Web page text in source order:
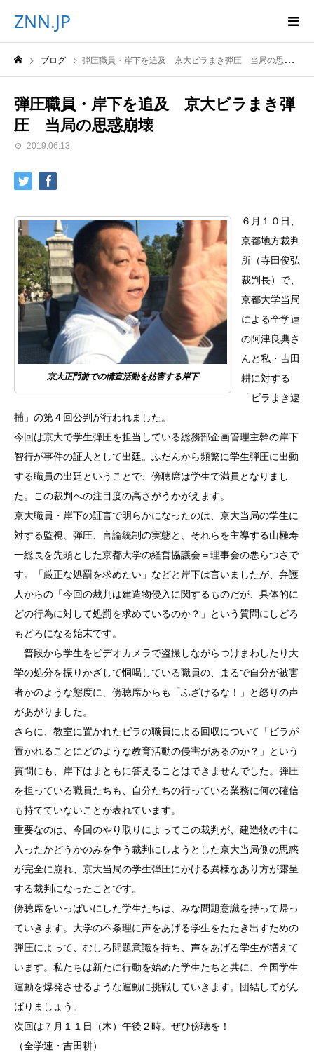
ZNN.JP
ブログ 弾圧職員・岸下を追及 京大ビラまき弾圧 当局の思惑崩壊
弾圧職員・岸下を追及 京大ビラまき弾
圧 当局の思惑崩壊
2019.06.13
京大正門前での情宣活動を妨害する岸下
６月１０日、
京都地方裁判
所（寺田俊弘
裁判長）で、
京都大学当局
による全学連
の阿津良典さ
んと私・吉田
耕に対する
「ビラまき逮
捕」の第４回公判が行われました。
今回は京大で学生弾圧を担当している総務部企画管理主幹の岸下
智行が事件の証人として出廷。ふだんから頻繁に学生弾圧に出動
する職員の出廷ということで、傍聴席は学生で満員となりまし
た。この裁判への注目度の高さがうかがえます。
京大職員・岸下の証言で明らかになったのは、京大当局の学生に
対する監視、弾圧、言論統制の実態と、それらを主導する山極寿
一総長を先頭とした京都大学の経営協議会＝理事会の悪らつさで
す。「厳正な処罰を求めたい」などと岸下は言いましたが、弁護
人からの「今回の裁判は建造物侵入に関するものだが、具体的に
どの行為に対して処罰を求めているのか？」という質問にしどろ
もどろになる始末です。
普段から学生をビデオカメラで盗撮しながらつけまわしたり大
学の処分を振りかざして恫喝している職員の、まるで自分が被害
者かのような態度に、傍聴席からも「ふざけるな！」と怒りの声
があがりました。
さらに、教室に置かれたビラの職員による回収について「ビラが
置かれることにどのような教育活動の侵害があるのか？」という
質問にも、岸下はまともに答えることはできませんでした。弾圧
を担っている職員たちも、自分たちの行っている業務に何の確信
も持てていないことが表れています。
重要なのは、今回のやり取りによってこの裁判が、建造物の中に
入ったかどうかのみを争う裁判にしようとした京大当局側の思惑
が完全に崩れ、京大当局の学生弾圧にかける異様なあり方が露呈
する裁判になったことです。
傍聴席をいっぱいにした学生たちは、みな問題意識を持って帰っ
ていきます。大学の不条理に声をあげる学生をたたき出すための
弾圧によって、むしろ問題意識を持ち、声をあげる学生が増えて
います。私たちは新たに行動を始めた学生たちと共に、全国学生
運動を爆発させるような運動に挑戦していきます。団結してがん
ばりましょう。
次回は７月１１日（木）午後２時。ぜひ傍聴を！
（全学連・吉田耕）